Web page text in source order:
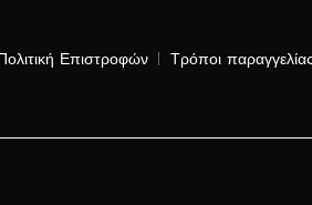
Επιστροφών Τρόποι